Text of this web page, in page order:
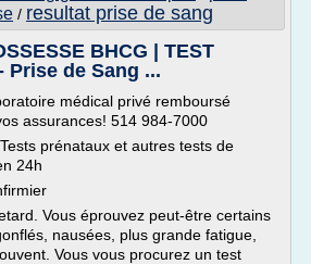
/ resultat prise de sang
BHCG | TEST
Prise de Sang ...
médical privé remboursé
assurances! 514 984-7000
prénataux et autres tests de
24h
Vous éprouvez peut-être certains
nausées, plus grande fatigue,
Vous vous procurez un test